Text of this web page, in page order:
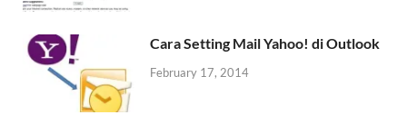
Cara Setting Mail Yahoo! di Outlook
February 17, 2014